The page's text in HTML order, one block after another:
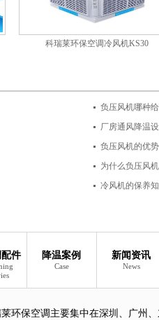
科瑞莱环保空调冷风机KS30
负压风机哪种
厂房通风降温
负压风机的优势
为什么负压风
冷风机的保养
件 降温案例
Case
新闻资讯
News
莱环保空调主要集中在深圳、广州